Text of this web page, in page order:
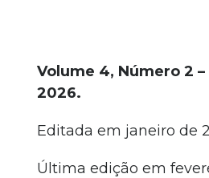
Volume 4, Número 2
2026.
Editada em janeiro de
Última edição em